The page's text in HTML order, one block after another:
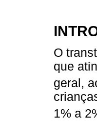
O
que
geral,
1% a